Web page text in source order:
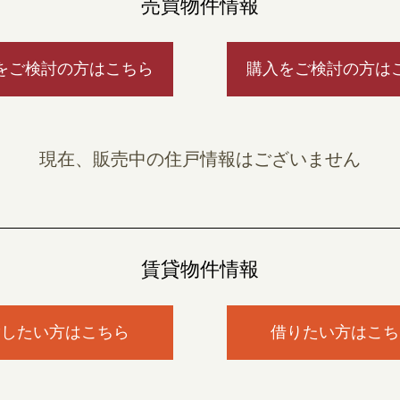
売買物件情報
ご検討の方はこちら 購入をご検討の方は
現在、販売中の住戸情報はございません
賃貸物件情報
たい方はこちら 借りたい方はこち